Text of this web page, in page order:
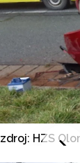
zdroj: HZS